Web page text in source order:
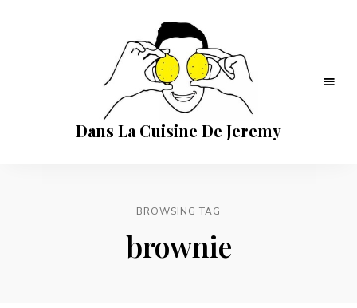
Dans La Cuisine De Jeremy
BROWSING TAG
brownie